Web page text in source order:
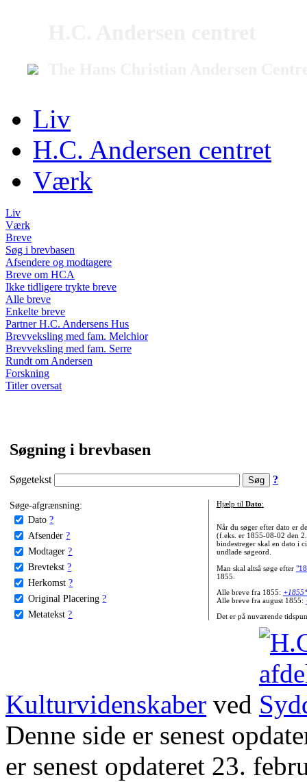
Liv
H.C. Andersen centret
Værk
Liv
Værk
Breve
Søg i brevbasen
Afsendere og modtagere
Breve om HCA
Ikke tidligere trykte breve
Alle breve
Enkelte breve
Partner H.C. Andersens Hus
Brevveksling med fam. Melchior
Brevveksling med fam. Serre
Rundt om Andersen
Forskning
Titler oversat
Søgning i brevbasen
Søgetekst ?
Søge-afgrænsning:
Dato ?
Afsender ?
Modtager ?
Brevtekst ?
Herkomst ?
Original Placering ?
Metatekst ?
Hjælp til Dato:
Når du søger efter dato er
(f.eks. er 1855-08-02 den
bindestreger skal en dato i
undlade søgeord.
Man skal altså søge efter
1855.
Alle breve fra 1855:
Alle breve fra august 1855:
Det er på nuværende
Kulturvidenskaber ved
Denne side er senest
er senest opdateret 23.